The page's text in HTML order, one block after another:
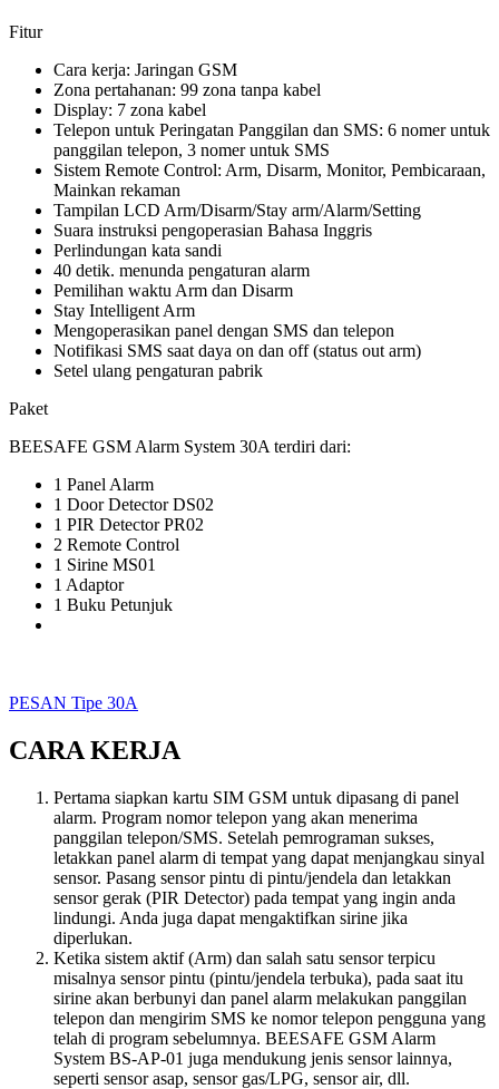
Fitur
Cara kerja: Jaringan GSM
Zona pertahanan: 99 zona tanpa kabel
Display: 7 zona kabel
Telepon untuk Peringatan Panggilan dan SMS: 6 nomer untuk
panggilan telepon, 3 nomer untuk SMS
Sistem Remote Control: Arm, Disarm, Monitor, Pembicaraan,
Mainkan rekaman
Tampilan LCD Arm/Disarm/Stay arm/Alarm/Setting
Suara instruksi pengoperasian Bahasa Inggris
Perlindungan kata sandi
40 detik. menunda pengaturan alarm
Pemilihan waktu Arm dan Disarm
Stay Intelligent Arm
Mengoperasikan panel dengan SMS dan telepon
Notifikasi SMS saat daya on dan off (status out arm)
Setel ulang pengaturan pabrik
Paket
BEESAFE GSM Alarm System 30A terdiri dari:
1 Panel Alarm
1 Door Detector DS02
1 PIR Detector PR02
2 Remote Control
1 Sirine MS01
1 Adaptor
1 Buku Petunjuk
PESAN Tipe 30A
CARA KERJA
Pertama siapkan kartu SIM GSM untuk dipasang di panel
alarm. Program nomor telepon yang akan menerima
panggilan telepon/SMS. Setelah pemrograman sukses,
letakkan panel alarm di tempat yang dapat menjangkau sinyal
sensor. Pasang sensor pintu di pintu/jendela dan letakkan
sensor gerak (PIR Detector) pada tempat yang ingin anda
lindungi. Anda juga dapat mengaktifkan sirine jika
diperlukan.
Ketika sistem aktif (Arm) dan salah satu sensor terpicu
misalnya sensor pintu (pintu/jendela terbuka), pada saat itu
sirine akan berbunyi dan panel alarm melakukan panggilan
telepon dan mengirim SMS ke nomor telepon pengguna yang
telah di program sebelumnya. BEESAFE GSM Alarm
System BS-AP-01 juga mendukung jenis sensor lainnya,
seperti sensor asap, sensor gas/LPG, sensor air, dll.